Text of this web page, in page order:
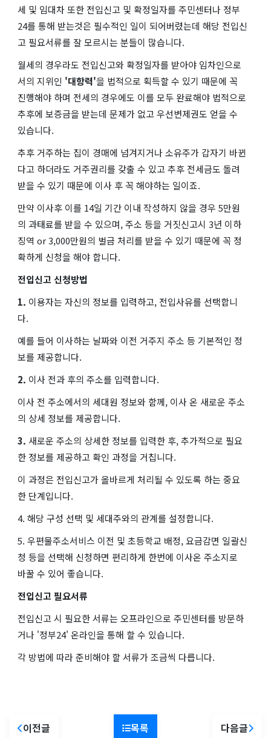
세 및 임대차 또한 전입신고 및 확정일자를 주민센터나 정부
24를 통해 받는것은 필수적인 일이 되어버렸는데 해당 전입신
고 필요서류를 잘 모르시는 분들이 많습니다.
월세의 경우라도 전입신고와 확정일자를 받아야 임차인으로
서의 지위인 '대항력'을 법적으로 획득할 수 있기 때문에 꼭
진행해야 하며 전세의 경우에도 이를 모두 완료해야 법적으로
추후에 보증금을 받는데 문제가 없고 우선변제권도 얻을 수
있습니다.
추후 거주하는 집이 경매에 넘겨지거나 소유주가 갑자기 바뀐
다고 하더라도 거주권리를 갖출 수 있고 추후 전세금도 돌려
받을 수 있기 때문에 이사 후 꼭 해야하는 일이죠.
만약 이사후 이를 14일 기간 이내 작성하지 않을 경우 5만원
의 과태료를 받을 수 있으며, 주소 등을 거짓신고시 3년 이하
징역 or 3,000만원의 벌금 처리를 받을 수 있기 때문에 꼭 정
확하게 신청을 해야 합니다.
전입신고 신청방법
1. 이용자는 자신의 정보를 입력하고, 전입사유를 선택합니
다.
예를 들어 이사하는 날짜와 이전 거주지 주소 등 기본적인 정
보를 제공합니다.
2. 이사 전과 후의 주소를 입력합니다.
이사 전 주소에서의 세대원 정보와 함께, 이사 온 새로운 주소
의 상세 정보를 제공합니다.
3. 새로운 주소의 상세한 정보를 입력한 후, 추가적으로 필요
한 정보를 제공하고 확인 과정을 거칩니다.
이 과정은 전입신고가 올바르게 처리될 수 있도록 하는 중요
한 단계입니다.
4. 해당 구성 선택 및 세대주와의 관계를 설정합니다.
5. 우편물주소서비스 이전 및 초등학교 배정, 요금감면 일괄신
청 등을 선택해 신청하면 편리하게 한번에 이사온 주소지로
바꿀 수 있어 좋습니다.
전입신고 필요서류
전입신고 시 필요한 서류는 오프라인으로 주민센터를 방문하
거나 '정부24' 온라인을 통해 할 수 있습니다.
각 방법에 따라 준비해야 할 서류가 조금씩 다릅니다.
이전글 목록 다음글